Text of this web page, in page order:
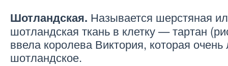
Шотландская. Называется шерстяная
шотландская ткань в клетку — тартан
ввела королева Виктория, которая
шотландское.